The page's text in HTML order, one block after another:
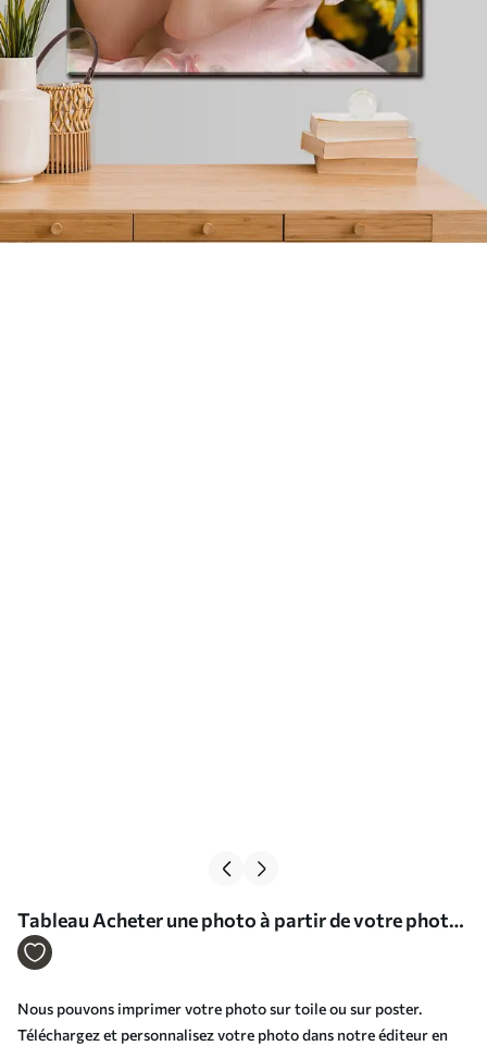
Tableau Acheter une photo à partir de votre photo
Nr s33155
Nous pouvons imprimer votre photo sur toile ou sur poster.
Téléchargez et personnalisez votre photo dans notre éditeur en